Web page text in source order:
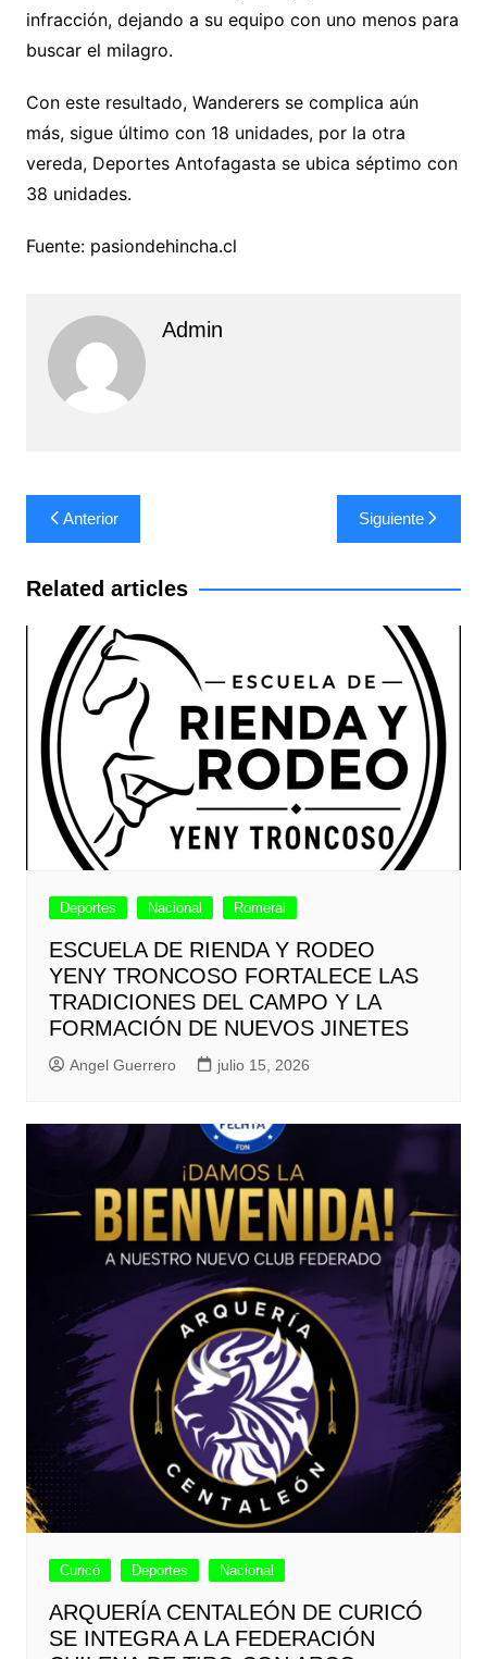
infracción, dejando a su equipo con uno menos para
buscar el milagro.
Con este resultado, Wanderers se complica aún
más, sigue último con 18 unidades, por la otra
vereda, Deportes Antofagasta se ubica séptimo con
38 unidades.
Fuente: pasiondehincha.cl
Admin
Navegación
de
entradas
Anterior Siguiente
Related articles
Deportes Nacional Romeral
ESCUELA DE RIENDA Y RODEO
YENY TRONCOSO FORTALECE LAS
TRADICIONES DEL CAMPO Y LA
FORMACIÓN DE NUEVOS JINETES
Angel Guerrero julio 15, 2026
Curicó Deportes Nacional
ARQUERÍA CENTALEÓN DE CURICÓ
SE INTEGRA A LA FEDERACIÓN